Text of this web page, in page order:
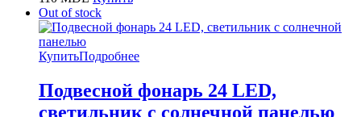
Out of stock
КупитьПодробнее
Подвесной фонарь 24 LED,
светильник c солнечной панелью